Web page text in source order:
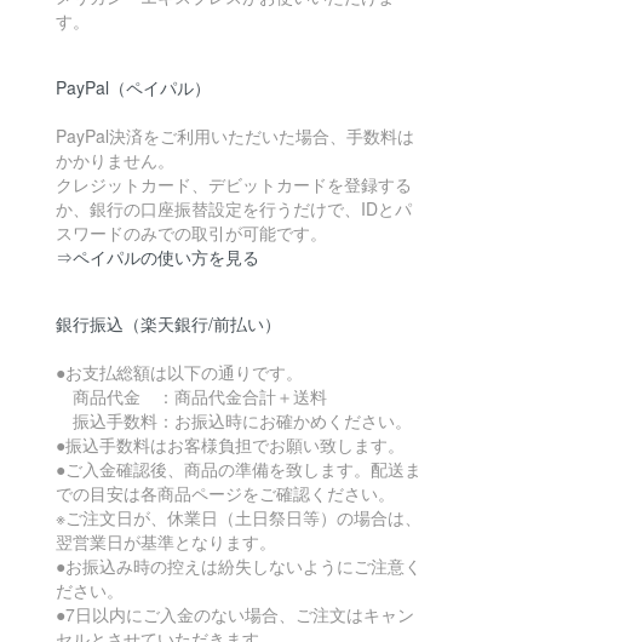
す。
PayPal（ペイパル）
PayPal決済をご利用いただいた場合、手数料は
かかりません。
クレジットカード、デビットカードを登録する
か、銀行の口座振替設定を行うだけで、IDとパ
スワードのみでの取引が可能です。
⇒ペイパルの使い方を見る
銀行振込（楽天銀行/前払い）
●お支払総額は以下の通りです。
商品代金 ：商品代金合計＋送料
振込手数料：お振込時にお確かめください。
●振込手数料はお客様負担でお願い致します。
●ご入金確認後、商品の準備を致します。配送ま
での目安は各商品ページをご確認ください。
※ご注文日が、休業日（土日祭日等）の場合は、
翌営業日が基準となります。
●お振込み時の控えは紛失しないようにご注意く
ださい。
●7日以内にご入金のない場合、ご注文はキャン